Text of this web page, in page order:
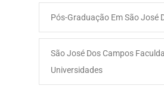
Pós-Graduação Em São José
São José Dos Campos
Universidades